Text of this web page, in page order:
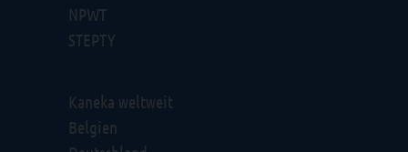
NPWT
STEPTY
Kaneka weltweit
Belgien